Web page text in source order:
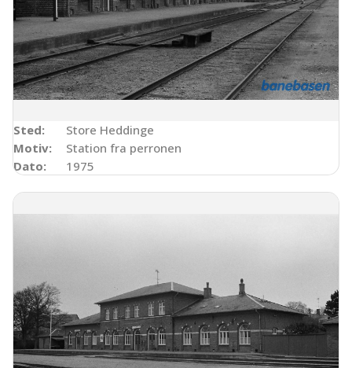
Sted:
Store Heddinge
Motiv:
Station fra perronen
Dato:
1975